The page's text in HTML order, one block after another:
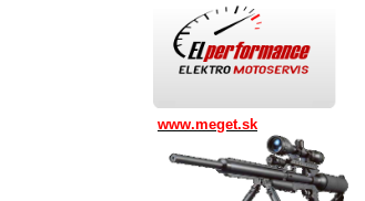
www.meget.sk